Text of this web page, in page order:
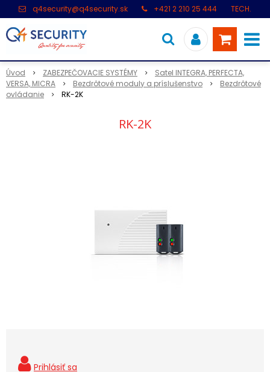
q4security@q4security.sk +421 2 210 25 444
TECH.
Úvod ZABEZPEČOVACIE SYSTÉMY
Satel INTEGRA, PERFECTA,
VERSA, MICRA
Bezdrôtové moduly a príslušenstvo
Bezdrôtové
ovládanie
RK-2K
RK-2K